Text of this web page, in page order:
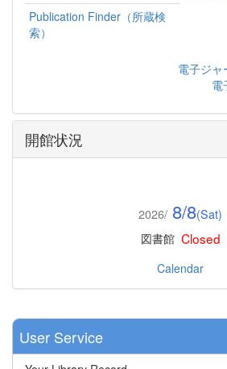
Publication Finder（所蔵検
索）
電子ジャ
電
開館状況
2026/ 8/8(Sat)
図書館 Closed
Calendar
User Service